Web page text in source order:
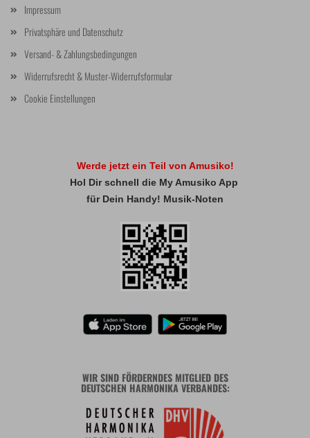
Impressum
Privatsphäre und Datenschutz
Versand- & Zahlungsbedingungen
Widerrufsrecht & Muster-Widerrufsformular
Cookie Einstellungen
Werde jetzt ein Teil von Amusiko!
Hol Dir schnell die My Amusiko App
für Dein Handy! Musik-Noten
WIR SIND FÖRDERNDES MITGLIED DES
DEUTSCHEN HARMONIKA VERBANDES: